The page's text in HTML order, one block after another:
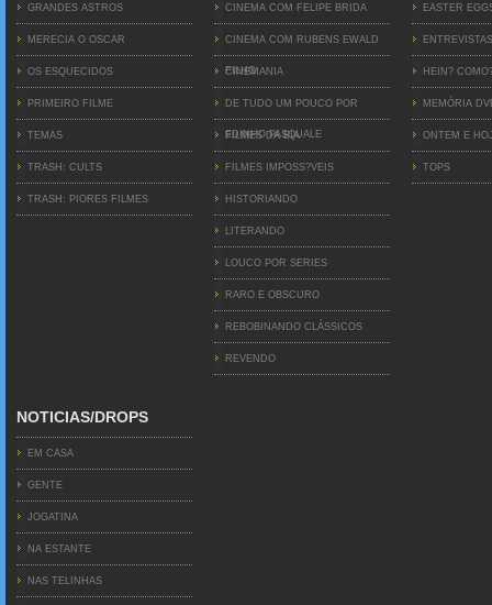
GRANDES ASTROS
MERECIA O OSCAR
OS ESQUECIDOS
PRIMEIRO FILME
TEMAS
TRASH: CULTS
TRASH: PIORES FILMES
CINEMA COM FELIPE BRIDA
CINEMA COM RUBENS EWALD
FILHO
CINEMANIA
DE TUDO UM POUCO POR
EDINHO PASQUALE
FILMES DA BIA
FILMES IMPOSS?VEIS
HISTORIANDO
LITERANDO
LOUCO POR SERIES
RARO E OBSCURO
REBOBINANDO CLÁSSICOS
REVENDO
EASTER
ENTREVISTAS
HEIN?
MEMÓRIA
ONTEM E
TOPS
NOTICIAS/DROPS
EM CASA
GENTE
JOGATINA
NA ESTANTE
NAS TELINHAS